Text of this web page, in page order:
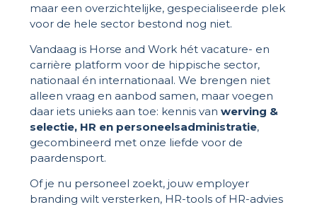
maar een overzichtelijke, gespecialiseerde plek
voor de hele sector bestond nog niet.
Vandaag is Horse and Work hét vacature- en
carrière platform voor de hippische sector,
nationaal én internationaal. We brengen niet
alleen vraag en aanbod samen, maar voegen
daar iets unieks aan toe: kennis van werving &
selectie, HR en personeelsadministratie,
gecombineerd met onze liefde voor de
paardensport.
Of je nu personeel zoekt, jouw employer
branding wilt versterken, HR-tools of HR-advies